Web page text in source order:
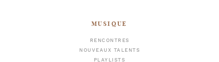
MUSIQUE
RENCONTRES
NOUVEAUX TALENTS
PLAYLISTS